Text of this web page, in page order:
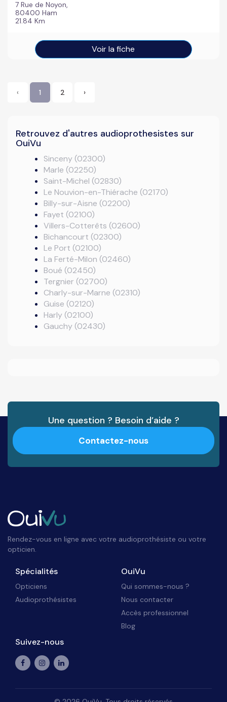
7 Rue de Noyon,
80400 Ham
21.84 Km
Voir la fiche
‹ 1 2 ›
Retrouvez d'autres audioprothesistes sur
OuiVu
Sinceny (02300)
Marle (02250)
Saint-Michel (02830)
Le Nouvion-en-Thiérache (02170)
Billy-sur-Aisne (02200)
Fayet (02100)
Villers-Cotterêts (02600)
Bichancourt (02300)
Le Port (02100)
La Ferté-Milon (02460)
Boué (02450)
Tergnier (02700)
Charly-sur-Marne (02310)
Guise (02120)
Harly (02100)
Gauchy (02430)
Une question ? Besoin d’aide ?
Contactez-nous
Rendez-vous en ligne avec votre audioprothésiste ou votre
opticien.
Spécialités
Opticiens
Audioprothésistes
OuiVu
Qui sommes-nous ?
Nous contacter
Accès professionnel
Blog
Suivez-nous